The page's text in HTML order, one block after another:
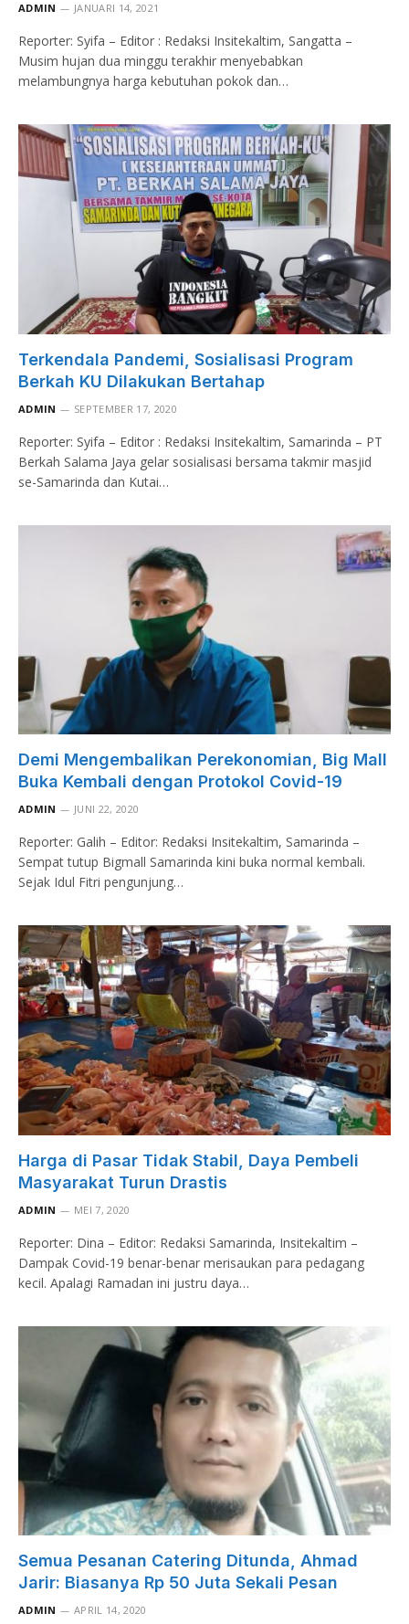
ADMIN JANUARI 14, 2021
Reporter: Syifa – Editor : Redaksi Insitekaltim, Sangatta –
Musim hujan dua minggu terakhir menyebabkan
melambungnya harga kebutuhan pokok dan…
Terkendala Pandemi, Sosialisasi Program
Berkah KU Dilakukan Bertahap
ADMIN SEPTEMBER 17, 2020
Reporter: Syifa – Editor : Redaksi Insitekaltim, Samarinda – PT
Berkah Salama Jaya gelar sosialisasi bersama takmir masjid
se-Samarinda dan Kutai…
Demi Mengembalikan Perekonomian, Big Mall
Buka Kembali dengan Protokol Covid-19
ADMIN JUNI 22, 2020
Reporter: Galih – Editor: Redaksi Insitekaltim, Samarinda –
Sempat tutup Bigmall Samarinda kini buka normal kembali.
Sejak Idul Fitri pengunjung…
Harga di Pasar Tidak Stabil, Daya Pembeli
Masyarakat Turun Drastis
ADMIN MEI 7, 2020
Reporter: Dina – Editor: Redaksi Samarinda, Insitekaltim –
Dampak Covid-19 benar-benar merisaukan para pedagang
kecil. Apalagi Ramadan ini justru daya…
Semua Pesanan Catering Ditunda, Ahmad
Jarir: Biasanya Rp 50 Juta Sekali Pesan
ADMIN APRIL 14, 2020